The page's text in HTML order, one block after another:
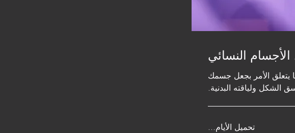
النسائي
يتعلق الأمر بجعل جسمك
الشكل ولياقته البدنية.
تحميل الأيام...